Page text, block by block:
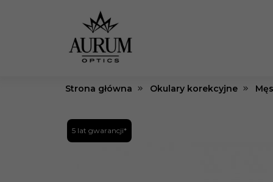
Strona główna Okulary korekcyjne
5 lat gwarancji*